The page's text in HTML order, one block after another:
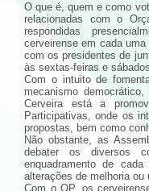
O que é, quem e como
relacionadas com o
respondidas
cerveirense em cada
com os presidentes de
às sextas-feiras e
Com o intuito de
mecanismo
Cerveira está a
Participativas, onde os
propostas, bem como
Não obstante, as
debater os diversos
enquadramento de
alterações de melhoria ou
Com o OP, os